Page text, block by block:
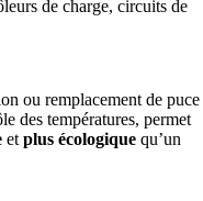
de charge, circuits de
ou remplacement de puce
des températures, permet
et plus écologique qu’un